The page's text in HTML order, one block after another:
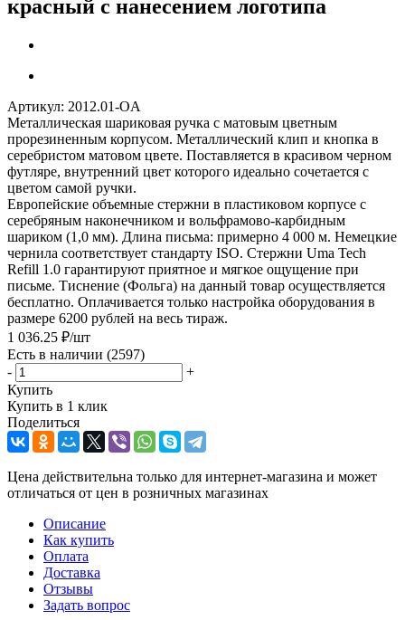
красный с нанесением логотипа
Артикул: 2012.01-OA
Металлическая шариковая ручка с матовым цветным
прорезиненным корпусом. Металлический клип и кнопка в
серебристом матовом цвете. Поставляется в красивом черном
футляре, внутренний цвет которого идеально сочетается с
цветом самой ручки.
Европейские объемные стержни в пластиковом корпусе c
серебряным наконечником и вольфрамово-карбидным
шариком (1,0 мм). Длина письма: примерно 4 000 м. Немецкие
чернила соответствует стандарту ISO. Стержни Uma Tech
Refill 1.0 гарантируют приятное и мягкое ощущение при
письме. Тиснение (Фольга) на данный товар осуществляется
бесплатно. Оплачивается только настройка оборудования в
размере 6200 рублей на весь тираж.
1 036.25 ₽/шт
Есть в наличии (2597)
-
+
Купить
Купить в 1 клик
Поделиться
Цена действительна только для интернет-магазина и может
отличаться от цен в розничных магазинах
Описание
Как купить
Оплата
Доставка
Отзывы
Задать вопрос